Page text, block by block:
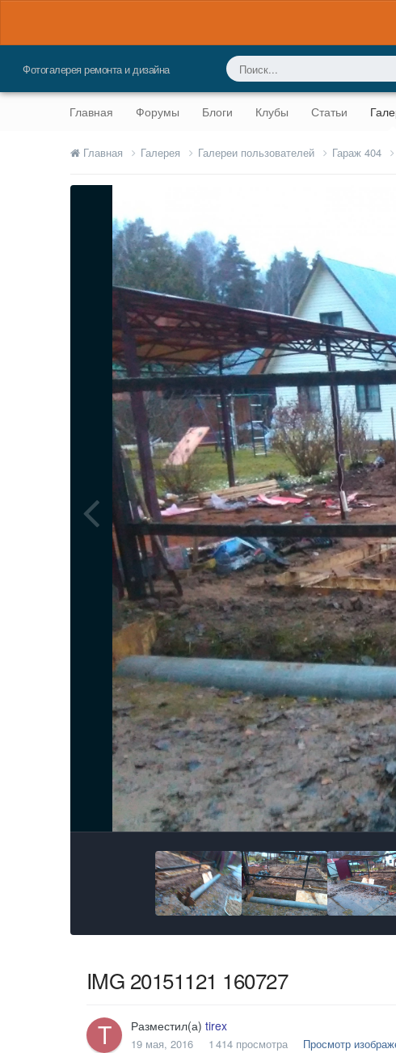
Фотогалерея ремонта и дизайна
Главная Форумы Блоги Клубы Статьи
Главная Галерея Галереи пользователей Гараж 404
IMG 20151121 160727
Разместил(а) tirex
19 мая, 2016 1 414 просмотра Просмотр